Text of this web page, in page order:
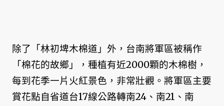
除了「林初埤木棉道」外，台南將軍區被稱作
「棉花的故鄉」，種植有近2000顆的木棉樹，
每到花季一片火紅景色，非常壯觀。將軍區主要
賞花點自省道台17線公路轉南24、南21、南